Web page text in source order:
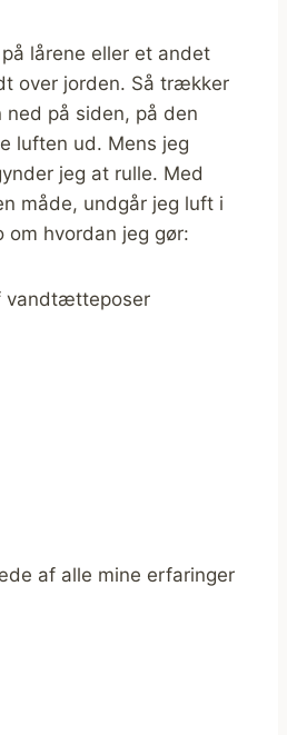
lårene eller et andet
over jorden. Så trækker
ned på siden, på den
luften ud. Mens jeg
jeg at rulle. Med
måde, undgår jeg luft i
om hvordan jeg gør:
af alle mine erfaringer